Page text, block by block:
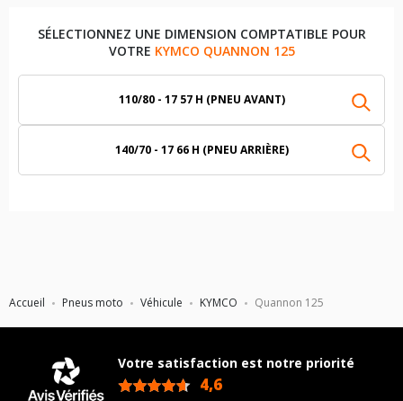
Accueil Pneus moto Véhicule KYMCO Quannon 125
SÉLECTIONNEZ UNE DIMENSION COMPTATIBLE POUR
VOTRE KYMCO QUANNON 125
110/80 - 17 57 H (PNEU AVANT)
140/70 - 17 66 H (PNEU ARRIÈRE)
Votre satisfaction est notre priorité
4,6